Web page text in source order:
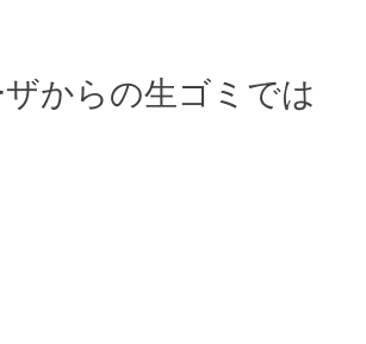
からの生ゴミでは